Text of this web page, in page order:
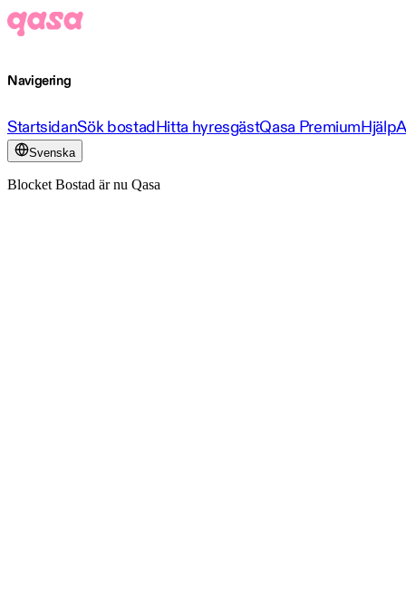
Navigering
StartsidanSök bostadHitta hyresgästQasa PremiumHjälp
Svenska
Blocket Bostad är nu Qasa